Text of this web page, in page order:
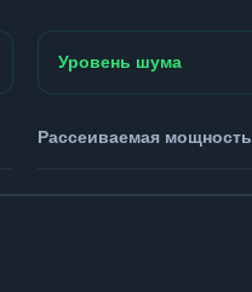
Уровень шума
Рассеиваемая мощность